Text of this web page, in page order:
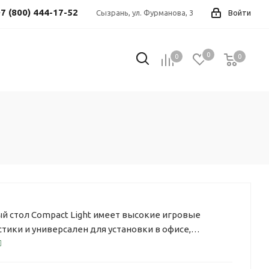
Войти
Сызрань, ул. Фурманова, 3
(800) 444-17-52
0 0 0
0
стол Compact Light имеет высокие игровые
и универсален для установки в офисе,
загородном доме.